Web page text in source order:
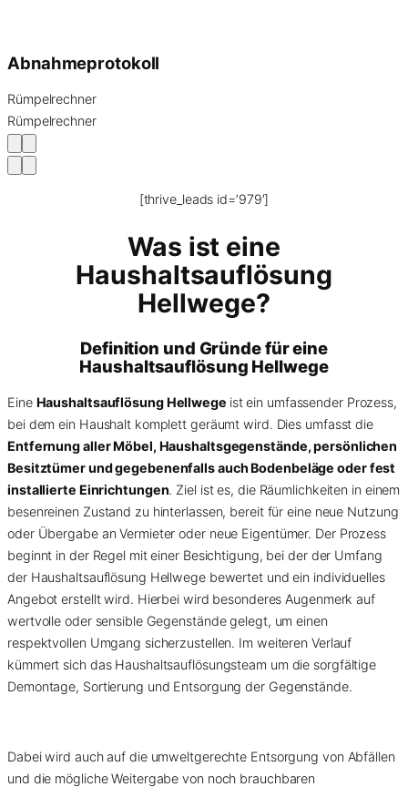
Abnahmeprotokoll
Rümpelrechner
Rümpelrechner
[thrive_leads id=’979′]
Was ist eine
Haushaltsauflösung
Hellwege?
Definition und Gründe für eine
Haushaltsauflösung Hellwege
Eine Haushaltsauflösung Hellwege ist ein umfassender Prozess,
bei dem ein Haushalt komplett geräumt wird. Dies umfasst die
Entfernung aller Möbel, Haushaltsgegenstände, persönlichen
Besitztümer und gegebenenfalls auch Bodenbeläge oder fest
installierte Einrichtungen. Ziel ist es, die Räumlichkeiten in einem
besenreinen Zustand zu hinterlassen, bereit für eine neue Nutzung
oder Übergabe an Vermieter oder neue Eigentümer. Der Prozess
beginnt in der Regel mit einer Besichtigung, bei der der Umfang
der Haushaltsauflösung Hellwege bewertet und ein individuelles
Angebot erstellt wird. Hierbei wird besonderes Augenmerk auf
wertvolle oder sensible Gegenstände gelegt, um einen
respektvollen Umgang sicherzustellen. Im weiteren Verlauf
kümmert sich das Haushaltsauflösungsteam um die sorgfältige
Demontage, Sortierung und Entsorgung der Gegenstände.
Dabei wird auch auf die umweltgerechte Entsorgung von Abfällen
und die mögliche Weitergabe von noch brauchbaren